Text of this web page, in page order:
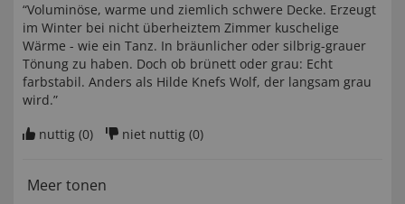
“Voluminöse, warme und ziemlich schwere Decke. Erzeugt
im Winter bei nicht überheiztem Zimmer kuschelige
Wärme - wie ein Tanz. In bräunlicher oder silbrig-grauer
Tönung zu haben. Doch ob brünett oder grau: Echt
farbstabil. Anders als Hilde Knefs Wolf, der langsam grau
wird.”
nuttig (0) niet nuttig (0)
Meer tonen